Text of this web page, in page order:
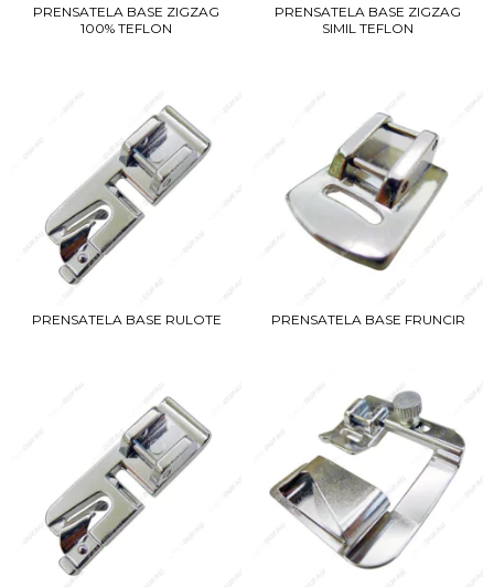
PRENSATELA BASE ZIGZAG
100% TEFLON
PRENSATELA BASE ZIGZAG
SIMIL TEFLON
PRENSATELA BASE RULOTE PRENSATELA BASE FRUNCIR